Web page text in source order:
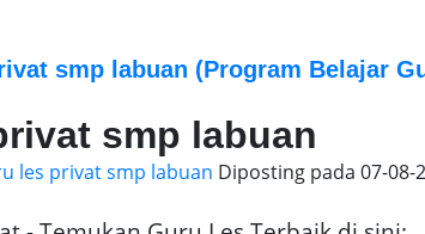
smp labuan (Program Belajar
smp labuan
les privat smp labuan Diposting pada 07-08-